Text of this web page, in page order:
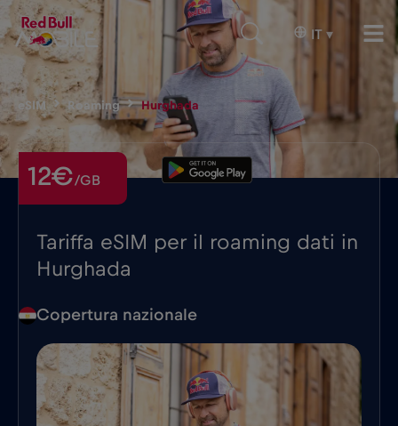
IT ▾
eSIM Roaming Hurghada
Tariffa eSIM per il roaming dati in
Hurghada
12€/GB
Copertura nazionale